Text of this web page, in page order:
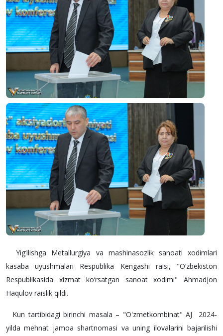
Yig‘ilishga Metallurgiya va mashinasozlik sanoati xodimlari
kasaba uyushmalari Respublika Kengashi raisi, "O‘zbekiston
Respublikasida xizmat ko‘rsatgan sanoat xodimi" Ahmadjon
Haqulov raislik qildi.
Kun tartibidagi birinchi masala – "O'zmetkombinat" AJ 2024-
yilda mehnat jamoa shartnomasi va uning ilovalarini bajarilishi